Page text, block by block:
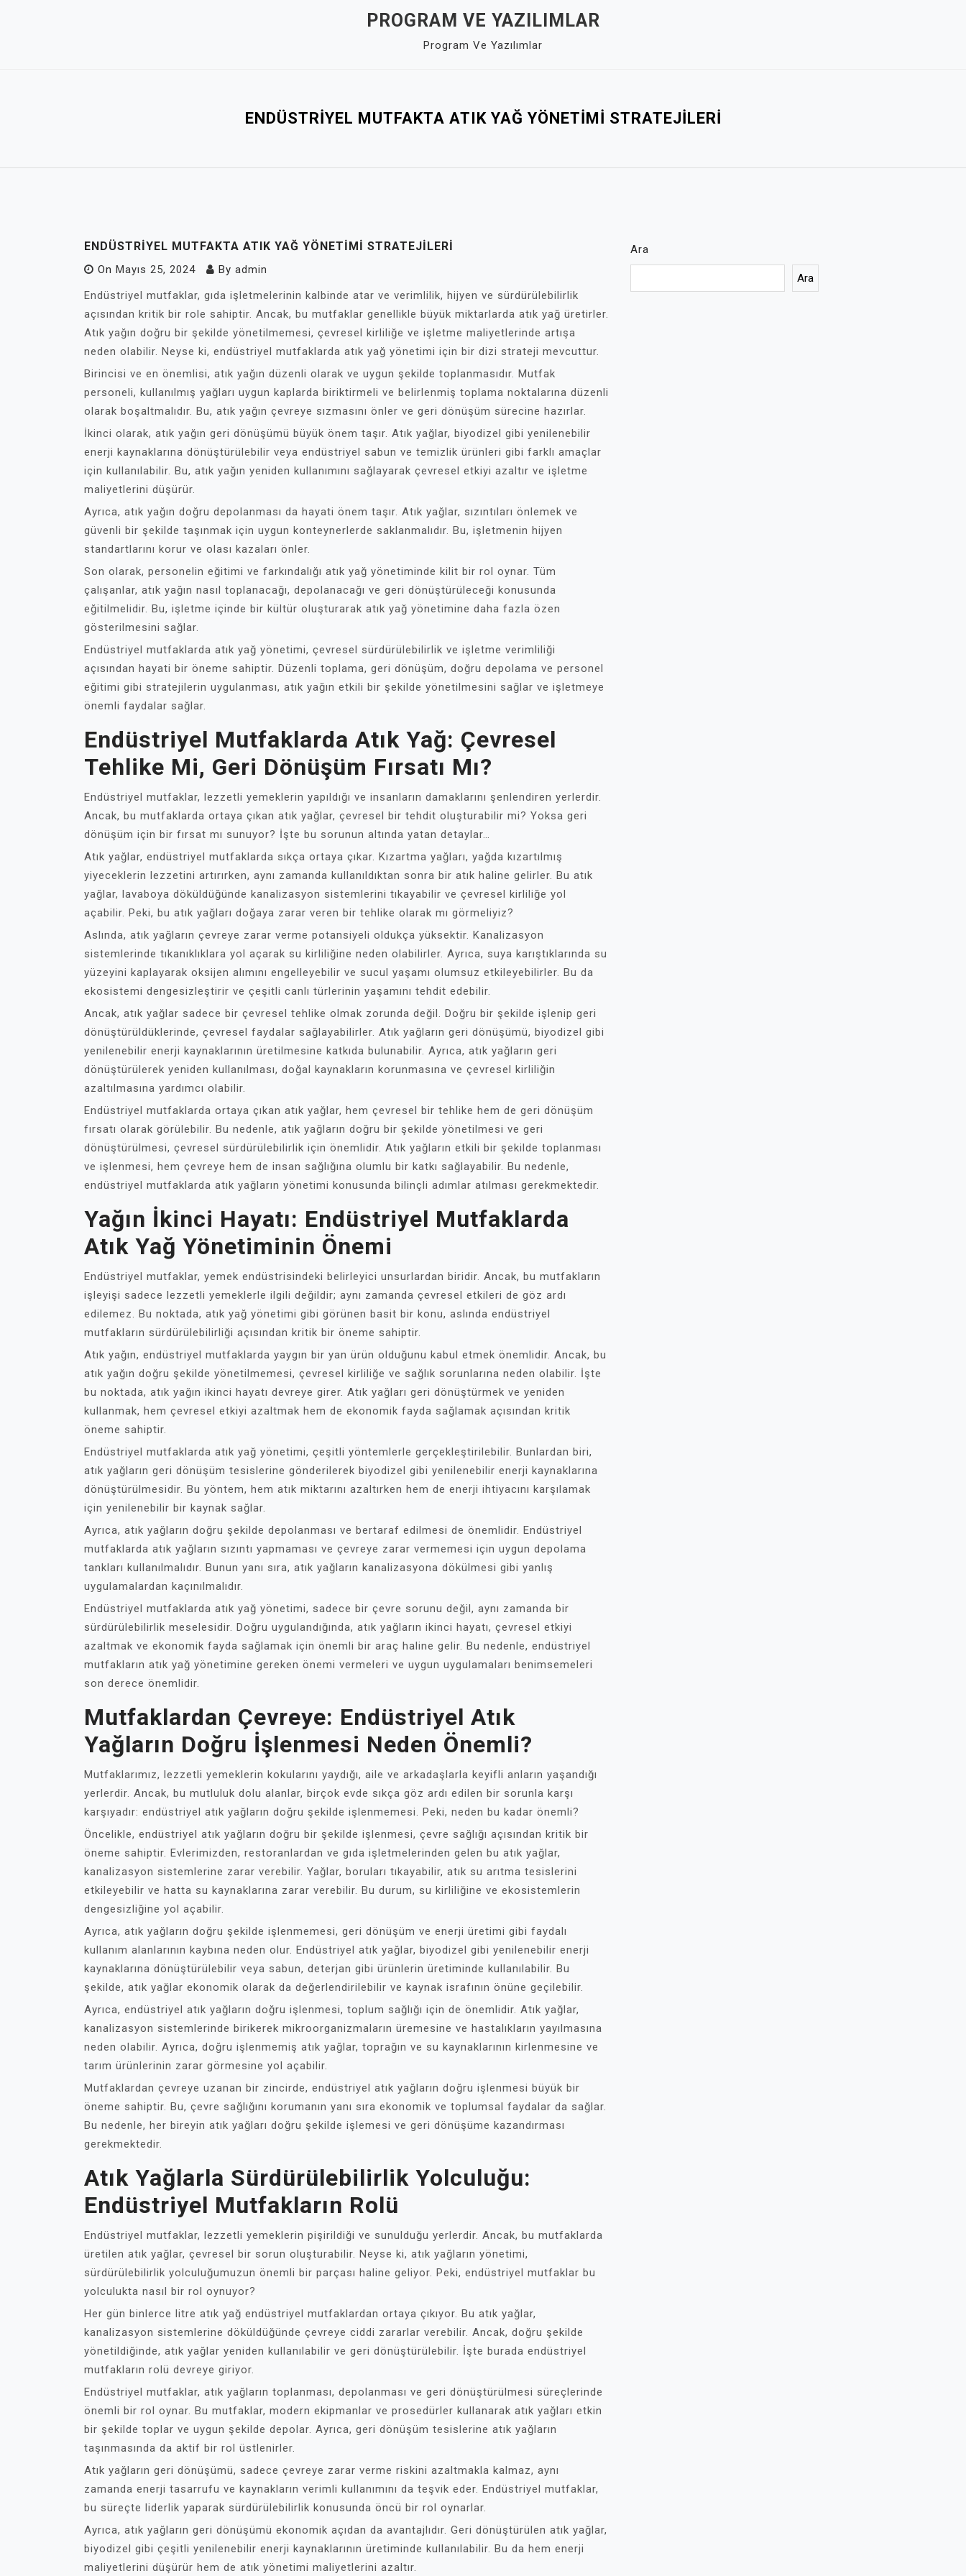
PROGRAM VE YAZILIMLAR
Program Ve Yazılımlar
ENDÜSTRIYEL MUTFAKTA ATIK YAĞ YÖNETIMI STRATEJILERI
ENDÜSTRIYEL MUTFAKTA ATIK YAĞ YÖNETIMI STRATEJILERI
On Mayıs 25, 2024 By admin
Endüstriyel mutfaklar, gıda işletmelerinin kalbinde atar ve verimlilik, hijyen ve sürdürülebilirlik
açısından kritik bir role sahiptir. Ancak, bu mutfaklar genellikle büyük miktarlarda atık yağ üretirler.
Atık yağın doğru bir şekilde yönetilmemesi, çevresel kirliliğe ve işletme maliyetlerinde artışa
neden olabilir. Neyse ki, endüstriyel mutfaklarda atık yağ yönetimi için bir dizi strateji mevcuttur.
Birincisi ve en önemlisi, atık yağın düzenli olarak ve uygun şekilde toplanmasıdır. Mutfak
personeli, kullanılmış yağları uygun kaplarda biriktirmeli ve belirlenmiş toplama noktalarına düzenli
olarak boşaltmalıdır. Bu, atık yağın çevreye sızmasını önler ve geri dönüşüm sürecine hazırlar.
İkinci olarak, atık yağın geri dönüşümü büyük önem taşır. Atık yağlar, biyodizel gibi yenilenebilir
enerji kaynaklarına dönüştürülebilir veya endüstriyel sabun ve temizlik ürünleri gibi farklı amaçlar
için kullanılabilir. Bu, atık yağın yeniden kullanımını sağlayarak çevresel etkiyi azaltır ve işletme
maliyetlerini düşürür.
Ayrıca, atık yağın doğru depolanması da hayati önem taşır. Atık yağlar, sızıntıları önlemek ve
güvenli bir şekilde taşınmak için uygun konteynerlerde saklanmalıdır. Bu, işletmenin hijyen
standartlarını korur ve olası kazaları önler.
Son olarak, personelin eğitimi ve farkındalığı atık yağ yönetiminde kilit bir rol oynar. Tüm
çalışanlar, atık yağın nasıl toplanacağı, depolanacağı ve geri dönüştürüleceği konusunda
eğitilmelidir. Bu, işletme içinde bir kültür oluşturarak atık yağ yönetimine daha fazla özen
gösterilmesini sağlar.
Endüstriyel mutfaklarda atık yağ yönetimi, çevresel sürdürülebilirlik ve işletme verimliliği
açısından hayati bir öneme sahiptir. Düzenli toplama, geri dönüşüm, doğru depolama ve personel
eğitimi gibi stratejilerin uygulanması, atık yağın etkili bir şekilde yönetilmesini sağlar ve işletmeye
önemli faydalar sağlar.
Endüstriyel Mutfaklarda Atık Yağ: Çevresel
Tehlike Mi, Geri Dönüşüm Fırsatı Mı?
Endüstriyel mutfaklar, lezzetli yemeklerin yapıldığı ve insanların damaklarını şenlendiren yerlerdir.
Ancak, bu mutfaklarda ortaya çıkan atık yağlar, çevresel bir tehdit oluşturabilir mi? Yoksa geri
dönüşüm için bir fırsat mı sunuyor? İşte bu sorunun altında yatan detaylar…
Atık yağlar, endüstriyel mutfaklarda sıkça ortaya çıkar. Kızartma yağları, yağda kızartılmış
yiyeceklerin lezzetini artırırken, aynı zamanda kullanıldıktan sonra bir atık haline gelirler. Bu atık
yağlar, lavaboya döküldüğünde kanalizasyon sistemlerini tıkayabilir ve çevresel kirliliğe yol
açabilir. Peki, bu atık yağları doğaya zarar veren bir tehlike olarak mı görmeliyiz?
Aslında, atık yağların çevreye zarar verme potansiyeli oldukça yüksektir. Kanalizasyon
sistemlerinde tıkanıklıklara yol açarak su kirliliğine neden olabilirler. Ayrıca, suya karıştıklarında su
yüzeyini kaplayarak oksijen alımını engelleyebilir ve sucul yaşamı olumsuz etkileyebilirler. Bu da
ekosistemi dengesizleştirir ve çeşitli canlı türlerinin yaşamını tehdit edebilir.
Ancak, atık yağlar sadece bir çevresel tehlike olmak zorunda değil. Doğru bir şekilde işlenip geri
dönüştürüldüklerinde, çevresel faydalar sağlayabilirler. Atık yağların geri dönüşümü, biyodizel gibi
yenilenebilir enerji kaynaklarının üretilmesine katkıda bulunabilir. Ayrıca, atık yağların geri
dönüştürülerek yeniden kullanılması, doğal kaynakların korunmasına ve çevresel kirliliğin
azaltılmasına yardımcı olabilir.
Endüstriyel mutfaklarda ortaya çıkan atık yağlar, hem çevresel bir tehlike hem de geri dönüşüm
fırsatı olarak görülebilir. Bu nedenle, atık yağların doğru bir şekilde yönetilmesi ve geri
dönüştürülmesi, çevresel sürdürülebilirlik için önemlidir. Atık yağların etkili bir şekilde toplanması
ve işlenmesi, hem çevreye hem de insan sağlığına olumlu bir katkı sağlayabilir. Bu nedenle,
endüstriyel mutfaklarda atık yağların yönetimi konusunda bilinçli adımlar atılması gerekmektedir.
Yağın İkinci Hayatı: Endüstriyel Mutfaklarda
Atık Yağ Yönetiminin Önemi
Endüstriyel mutfaklar, yemek endüstrisindeki belirleyici unsurlardan biridir. Ancak, bu mutfakların
işleyişi sadece lezzetli yemeklerle ilgili değildir; aynı zamanda çevresel etkileri de göz ardı
edilemez. Bu noktada, atık yağ yönetimi gibi görünen basit bir konu, aslında endüstriyel
mutfakların sürdürülebilirliği açısından kritik bir öneme sahiptir.
Atık yağın, endüstriyel mutfaklarda yaygın bir yan ürün olduğunu kabul etmek önemlidir. Ancak, bu
atık yağın doğru şekilde yönetilmemesi, çevresel kirliliğe ve sağlık sorunlarına neden olabilir. İşte
bu noktada, atık yağın ikinci hayatı devreye girer. Atık yağları geri dönüştürmek ve yeniden
kullanmak, hem çevresel etkiyi azaltmak hem de ekonomik fayda sağlamak açısından kritik
öneme sahiptir.
Endüstriyel mutfaklarda atık yağ yönetimi, çeşitli yöntemlerle gerçekleştirilebilir. Bunlardan biri,
atık yağların geri dönüşüm tesislerine gönderilerek biyodizel gibi yenilenebilir enerji kaynaklarına
dönüştürülmesidir. Bu yöntem, hem atık miktarını azaltırken hem de enerji ihtiyacını karşılamak
için yenilenebilir bir kaynak sağlar.
Ayrıca, atık yağların doğru şekilde depolanması ve bertaraf edilmesi de önemlidir. Endüstriyel
mutfaklarda atık yağların sızıntı yapmaması ve çevreye zarar vermemesi için uygun depolama
tankları kullanılmalıdır. Bunun yanı sıra, atık yağların kanalizasyona dökülmesi gibi yanlış
uygulamalardan kaçınılmalıdır.
Endüstriyel mutfaklarda atık yağ yönetimi, sadece bir çevre sorunu değil, aynı zamanda bir
sürdürülebilirlik meselesidir. Doğru uygulandığında, atık yağların ikinci hayatı, çevresel etkiyi
azaltmak ve ekonomik fayda sağlamak için önemli bir araç haline gelir. Bu nedenle, endüstriyel
mutfakların atık yağ yönetimine gereken önemi vermeleri ve uygun uygulamaları benimsemeleri
son derece önemlidir.
Mutfaklardan Çevreye: Endüstriyel Atık
Yağların Doğru İşlenmesi Neden Önemli?
Mutfaklarımız, lezzetli yemeklerin kokularını yaydığı, aile ve arkadaşlarla keyifli anların yaşandığı
yerlerdir. Ancak, bu mutluluk dolu alanlar, birçok evde sıkça göz ardı edilen bir sorunla karşı
karşıyadır: endüstriyel atık yağların doğru şekilde işlenmemesi. Peki, neden bu kadar önemli?
Öncelikle, endüstriyel atık yağların doğru bir şekilde işlenmesi, çevre sağlığı açısından kritik bir
öneme sahiptir. Evlerimizden, restoranlardan ve gıda işletmelerinden gelen bu atık yağlar,
kanalizasyon sistemlerine zarar verebilir. Yağlar, boruları tıkayabilir, atık su arıtma tesislerini
etkileyebilir ve hatta su kaynaklarına zarar verebilir. Bu durum, su kirliliğine ve ekosistemlerin
dengesizliğine yol açabilir.
Ayrıca, atık yağların doğru şekilde işlenmemesi, geri dönüşüm ve enerji üretimi gibi faydalı
kullanım alanlarının kaybına neden olur. Endüstriyel atık yağlar, biyodizel gibi yenilenebilir enerji
kaynaklarına dönüştürülebilir veya sabun, deterjan gibi ürünlerin üretiminde kullanılabilir. Bu
şekilde, atık yağlar ekonomik olarak da değerlendirilebilir ve kaynak israfının önüne geçilebilir.
Ayrıca, endüstriyel atık yağların doğru işlenmesi, toplum sağlığı için de önemlidir. Atık yağlar,
kanalizasyon sistemlerinde birikerek mikroorganizmaların üremesine ve hastalıkların yayılmasına
neden olabilir. Ayrıca, doğru işlenmemiş atık yağlar, toprağın ve su kaynaklarının kirlenmesine ve
tarım ürünlerinin zarar görmesine yol açabilir.
Mutfaklardan çevreye uzanan bir zincirde, endüstriyel atık yağların doğru işlenmesi büyük bir
öneme sahiptir. Bu, çevre sağlığını korumanın yanı sıra ekonomik ve toplumsal faydalar da sağlar.
Bu nedenle, her bireyin atık yağları doğru şekilde işlemesi ve geri dönüşüme kazandırması
gerekmektedir.
Atık Yağlarla Sürdürülebilirlik Yolculuğu:
Endüstriyel Mutfakların Rolü
Endüstriyel mutfaklar, lezzetli yemeklerin pişirildiği ve sunulduğu yerlerdir. Ancak, bu mutfaklarda
üretilen atık yağlar, çevresel bir sorun oluşturabilir. Neyse ki, atık yağların yönetimi,
sürdürülebilirlik yolculuğumuzun önemli bir parçası haline geliyor. Peki, endüstriyel mutfaklar bu
yolculukta nasıl bir rol oynuyor?
Her gün binlerce litre atık yağ endüstriyel mutfaklardan ortaya çıkıyor. Bu atık yağlar,
kanalizasyon sistemlerine döküldüğünde çevreye ciddi zararlar verebilir. Ancak, doğru şekilde
yönetildiğinde, atık yağlar yeniden kullanılabilir ve geri dönüştürülebilir. İşte burada endüstriyel
mutfakların rolü devreye giriyor.
Endüstriyel mutfaklar, atık yağların toplanması, depolanması ve geri dönüştürülmesi süreçlerinde
önemli bir rol oynar. Bu mutfaklar, modern ekipmanlar ve prosedürler kullanarak atık yağları etkin
bir şekilde toplar ve uygun şekilde depolar. Ayrıca, geri dönüşüm tesislerine atık yağların
taşınmasında da aktif bir rol üstlenirler.
Atık yağların geri dönüşümü, sadece çevreye zarar verme riskini azaltmakla kalmaz, aynı
zamanda enerji tasarrufu ve kaynakların verimli kullanımını da teşvik eder. Endüstriyel mutfaklar,
bu süreçte liderlik yaparak sürdürülebilirlik konusunda öncü bir rol oynarlar.
Ayrıca, atık yağların geri dönüşümü ekonomik açıdan da avantajlıdır. Geri dönüştürülen atık yağlar,
biyodizel gibi çeşitli yenilenebilir enerji kaynaklarının üretiminde kullanılabilir. Bu da hem enerji
maliyetlerini düşürür hem de atık yönetimi maliyetlerini azaltır.
Ara
Ara